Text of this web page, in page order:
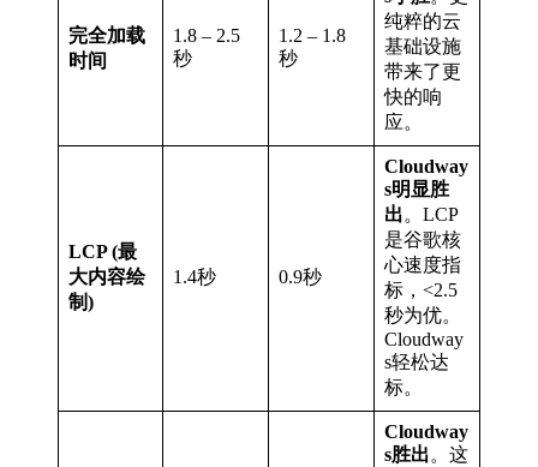
完全加载
时间
1.8 – 2.5
秒
1.2 – 1.8
秒
纯粹的云
基础设施
带来了更
快的响
应。
LCP (最
大内容绘
制)
1.4秒 0.9秒
Cloudway
s明显胜
出。LCP
是谷歌核
心速度指
标，<2.5
秒为优。
Cloudway
s轻松达
标。
Cloudway
s胜出。这